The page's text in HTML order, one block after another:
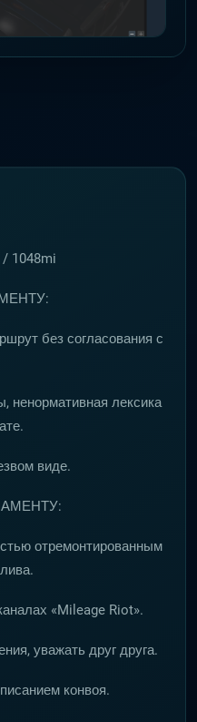
1048mi
без согласования с
ненормативная лексика
виде.
отремонтированным
«Mileage Riot».
уважать друг друга.
конвоя.